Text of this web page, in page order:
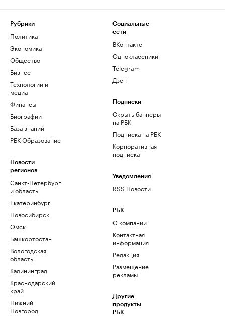
Рубрики
Политика
Экономика
Общество
Бизнес
Технологии и
медиа
Финансы
Биографии
База знаний
РБК Образование
Новости
регионов
Санкт-Петербург
и область
Екатеринбург
Новосибирск
Омск
Башкортостан
Вологодская
область
Калининград
Краснодарский
край
Нижний
Новгород
Социальные
сети
ВКонтакте
Одноклассники
Telegram
Дзен
Подписки
Скрыть баннеры
на РБК
Подписка на РБК
Корпоративная
подписка
Уведомления
RSS Новости
РБК
О компании
Контактная
информация
Редакция
Размещение
рекламы
Другие
продукты
РБК